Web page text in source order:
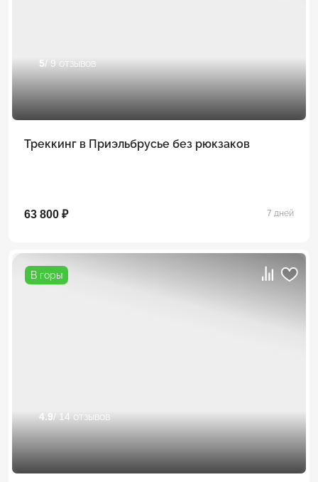
5/ 9 отзывов
Треккинг в Приэльбрусье без рюкзаков
63 800 ₽ 7 дней
В горы
4.9 / 14 отзывов